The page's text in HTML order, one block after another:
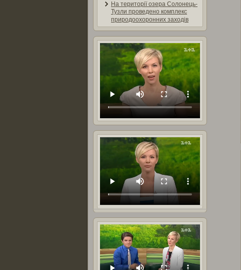
На території озера Солонець-
Тузли проведено комплекс
природоохоронних заходів